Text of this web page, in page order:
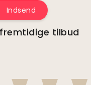
Indsend
tilbud